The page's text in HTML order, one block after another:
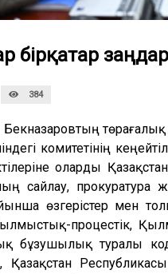
бірқатар
384
Бекназаровтың
комитетінің
оларды
сайлау, прокуратура
өзгерістер мен
процестік,
бұзушылық туралы
Қазақстан